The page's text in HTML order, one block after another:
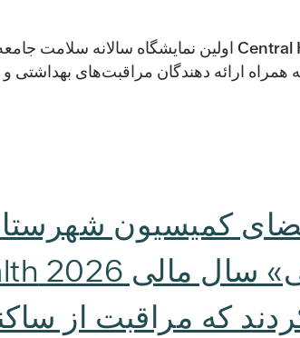
همراه ارائه دهندگان مراقبت‌های
کمیسیون
که مراقبت از